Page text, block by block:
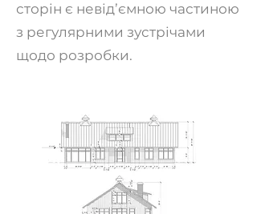
сторін є невід’ємною частиною
з регулярними зустрічами
щодо розробки.